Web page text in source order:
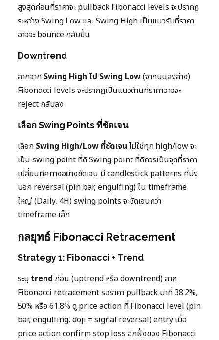
สูงสุดก่อนที่ราคาจะ pullback Fibonacci levels จะปรากฏ
ระหว่าง Swing Low และ Swing High เป็นแนวรับที่ราคา
อาจจะ bounce กลับขึ้น
Downtrend
ลากจาก Swing High ไป Swing Low(จากบนลงล่าง)
Fibonacci levels จะปรากฏเป็นแนวต้านที่ราคาอาจจะ
reject กลับลง
เลือก Swing Points ที่ชัดเจน
เลือก Swing High/Low ที่ชัดเจน ไม่ใช่ทุก high/low จะ
เป็น swing point ที่ดี Swing point ที่ดีควรเป็นจุดที่ราคา
เปลี่ยนทิศทางอย่างชัดเจน มี candlestick patterns ที่บ่ง
บอก reversal (pin bar, engulfing) ใน timeframe
ใหญ่ (Daily, 4H) swing points จะชัดเจนกว่า
timeframe เล็ก
กลยุทธ์ Fibonacci Retracement
Strategy 1: Fibonacci + Trend
ระบุ trend ก่อน (uptrend หรือ downtrend) ลาก
Fibonacci retracement รอราคา pullback มาที่ 38.2%,
50% หรือ 61.8% ดู price action ที่ Fibonacci level (pin
bar, engulfing, doji = signal reversal) entry เมื่อ
price action confirm stop loss อีกฝั่งของ Fibonacci